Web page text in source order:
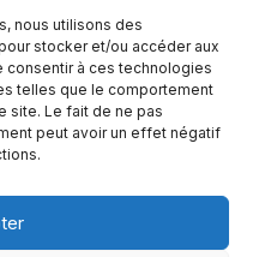
nous utilisons des
stocker et/ou accéder aux
consentir à ces technologies
telles que le comportement
site. Le fait de ne pas
peut avoir un effet négatif